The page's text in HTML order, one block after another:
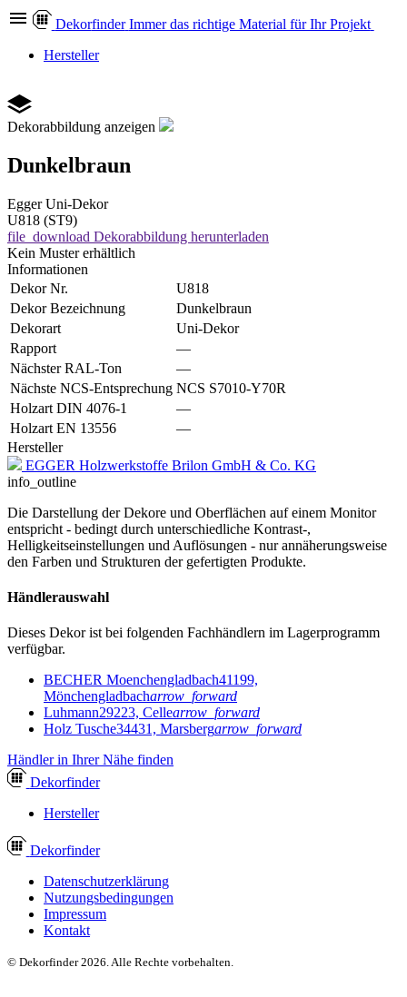
Dekorfinder Immer das richtige Material für Ihr Projekt
Hersteller
Dekorabbildung anzeigen
Dunkelbraun
Egger Uni-Dekor
U818 (ST9)
file_download Dekorabbildung herunterladen
Kein Muster erhältlich
Informationen
Dekor Nr.
U818
Dekor Bezeichnung
Dunkelbraun
Dekorart
Uni-Dekor
Rapport
—
Nächster RAL-Ton
—
Nächste NCS-Entsprechung NCS S7010-Y70R
Holzart DIN 4076-1
—
Holzart EN 13556
—
Hersteller
EGGER Holzwerkstoffe Brilon GmbH & Co. KG
info_outline
Die Darstellung der Dekore und Oberflächen auf einem Monitor
entspricht - bedingt durch unterschiedliche Kontrast-,
Helligkeitseinstellungen und Auflösungen - nur annäherungsweise
den Farben und Strukturen der gefertigten Produkte.
Händlerauswahl
Dieses Dekor ist bei folgenden Fachhändlern im Lagerprogramm
verfügbar.
BECHER Moenchengladbach41199,
Mönchengladbacharrow_forward
Luhmann29223, Cellearrow_forward
Holz Tusche34431, Marsbergarrow_forward
Händler in Ihrer Nähe finden
Dekorfinder
Hersteller
Dekorfinder
Datenschutzerklärung
Nutzungsbedingungen
Impressum
Kontakt
© Dekorfinder 2026. Alle Rechte vorbehalten.